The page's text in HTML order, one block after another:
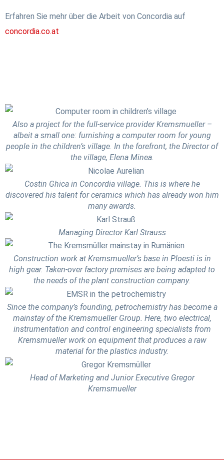
Erfahren Sie mehr über die Arbeit von Concordia auf
concordia.co.at
Also a project for the full-service provider Kremsmueller –
albeit a small one: furnishing a computer room for young
people in the children’s village. In the forefront, the Director of
the village, Elena Minea.
Costin Ghica in Concordia village. This is where he
discovered his talent for ceramics which has already won him
many awards.
Managing Director Karl Strauss
Construction work at Kremsmueller’s base in Ploesti is in
high gear. Taken-over factory premises are being adapted to
the needs of the plant construction company.
Since the company’s founding, petrochemistry has become a
mainstay of the Kremsmueller Group. Here, two electrical,
instrumentation and control engineering specialists from
Kremsmueller work on equipment that produces a raw
material for the plastics industry.
Head of Marketing and Junior Executive Gregor
Kremsmueller